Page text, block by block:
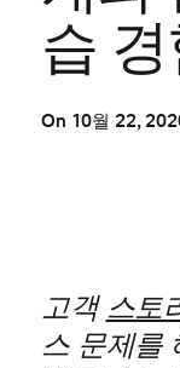
습
On 10월 22,
고객 스토
스 문제를